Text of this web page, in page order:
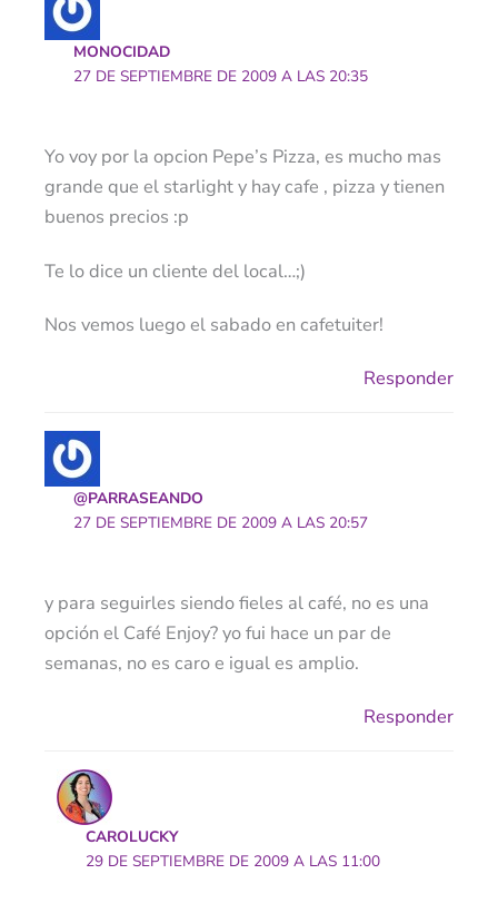
MONOCIDAD
27 DE SEPTIEMBRE DE 2009 A LAS 20:35
Yo voy por la opcion Pepe’s Pizza, es mucho mas
grande que el starlight y hay cafe , pizza y tienen
buenos precios :p
Te lo dice un cliente del local…;)
Nos vemos luego el sabado en cafetuiter!
Responder
@PARRASEANDO
27 DE SEPTIEMBRE DE 2009 A LAS 20:57
y para seguirles siendo fieles al café, no es una
opción el Café Enjoy? yo fui hace un par de
semanas, no es caro e igual es amplio.
Responder
CAROLUCKY
29 DE SEPTIEMBRE DE 2009 A LAS 11:00